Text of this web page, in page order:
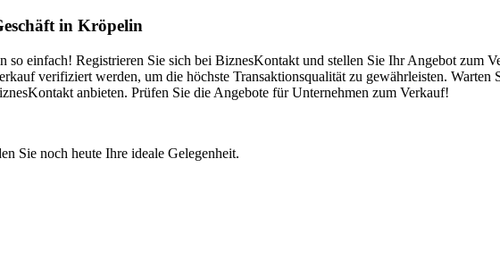
in Kröpelin
einfach! Registrieren Sie sich bei BiznesKontakt und stellen Sie Ihr Angebot zum
verifiziert werden, um die höchste Transaktionsqualität zu gewährleisten.
anbieten. Prüfen Sie die Angebote für Unternehmen zum Verkauf!
Sie noch heute Ihre ideale Gelegenheit.